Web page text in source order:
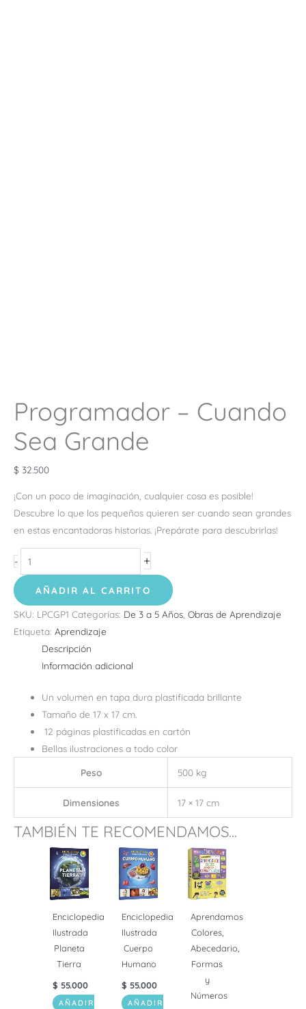
Programador – Cuando
Sea Grande
$ 32.500
¡Con un poco de imaginación, cualquier cosa es posible!
Descubre lo que los pequeños quieren ser cuando sean grandes
en estas encantadoras historias. ¡Prepárate para descubrirlas!
- +
AÑADIR AL CARRITO
SKU: LPCGP1 Categorías: De 3 a 5 Años, Obras de Aprendizaje
Etiqueta: Aprendizaje
Descripción
Información adicional
Un volumen en tapa dura plastificada brillante
Tamaño de 17 x 17 cm.
12 páginas plastificadas en cartón
Bellas ilustraciones a todo color
Peso 500 kg
Dimensiones 17 × 17 cm
TAMBIÉN TE RECOMENDAMOS...
Enciclopedia
Ilustrada
Planeta
Tierra
$ 55.000
AÑADIR
Enciclopedia
Ilustrada
Cuerpo
Humano
$ 55.000
AÑADIR
Aprendamos
Colores,
Abecedario,
Formas
y
Números